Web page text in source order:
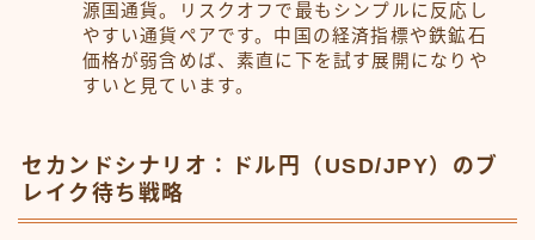
源国通貨。リスクオフで最もシンプルに反応し
やすい通貨ペアです。中国の経済指標や鉄鉱石
価格が弱含めば、素直に下を試す展開になりや
すいと見ています。
セカンドシナリオ：ドル円（USD/JPY）のブ
レイク待ち戦略